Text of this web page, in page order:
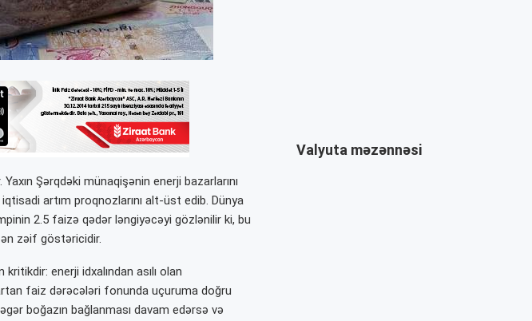
Şərqdəki münaqişənin enerji bazarlarını
artım proqnozlarını alt-üst edib. Dünya
2.5 faizə qədər ləngiyəcəyi gözlənilir ki, bu
ən zəif göstəricidir.
enerji idxalından asılı olan
faiz dərəcələri fonunda uçuruma doğru
boğazın bağlanması davam edərsə və
Valyuta məzənnəsi